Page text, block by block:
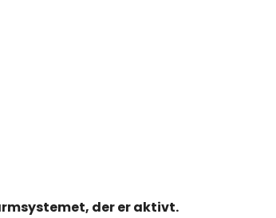
der er aktivt.